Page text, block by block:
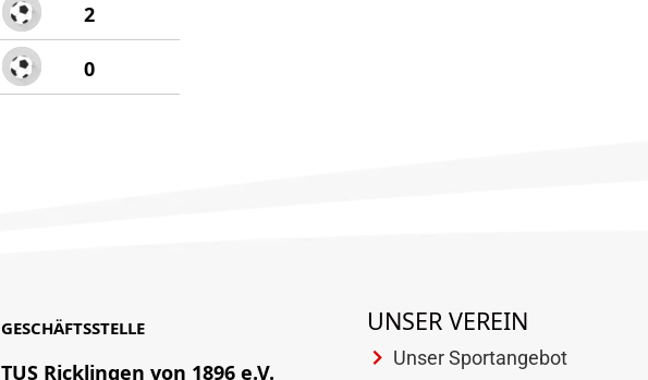
2
0
GESCHÄFTSSTELLE
TUS Ricklingen von 1896 e.V.
UNSER VEREIN
Unser Sportangebot